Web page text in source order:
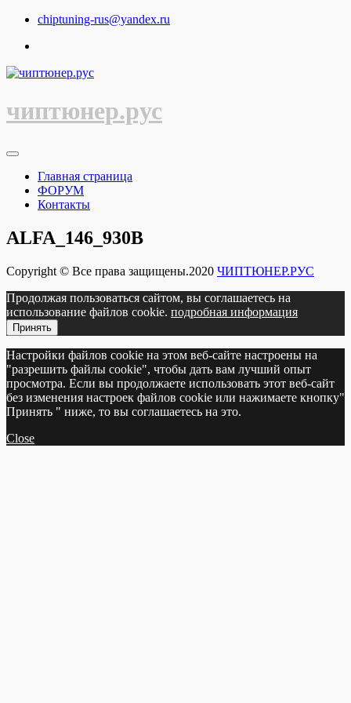
Перейти
содержимому
chiptuning-rus@yandex.ru
чиптюнер.рус
Главная страница
ФОРУМ
Контакты
ALFA_146_930B
Copyright © Все права защищены.2020 ЧИПТЮНЕР.РУС
Продолжая пользоваться сайтом, вы соглашаетесь на
использование файлов cookie. подробная информация
Принять
Настройки файлов cookie на этом веб-сайте настроены на
"разрешить файлы cookie", чтобы дать вам лучший опыт
просмотра. Если вы продолжаете использовать этот веб-сайт
без изменения настроек файлов cookie или нажимаете кнопку"
Принять " ниже, то вы соглашаетесь на это.
Close